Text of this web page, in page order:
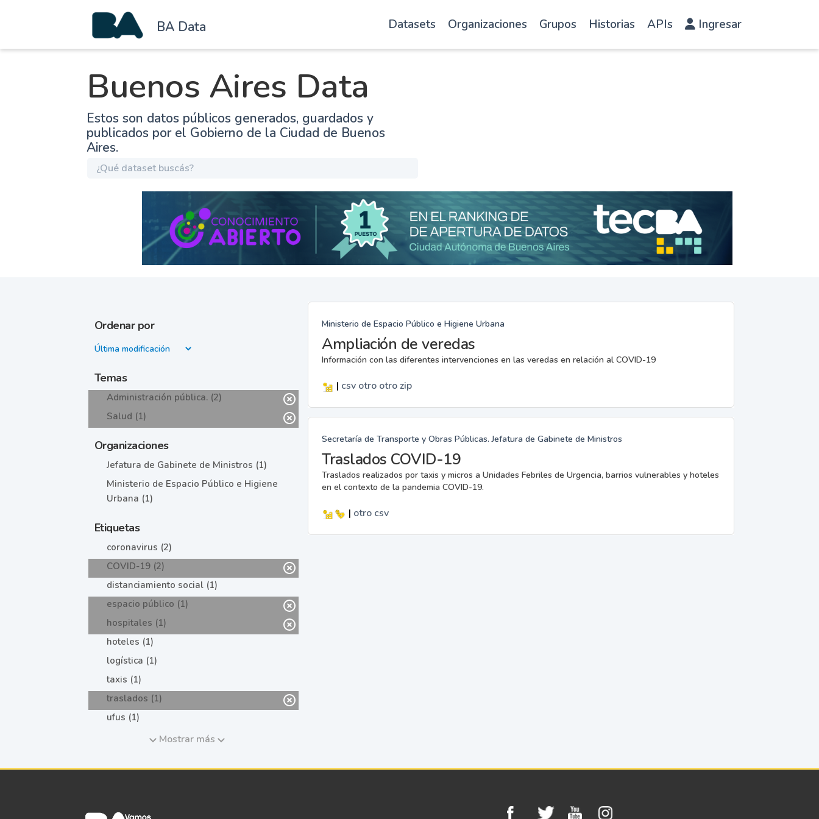
BA Data Datasets Organizaciones Grupos Historias APIs Ingresar
Buenos Aires Data
Estos son datos públicos generados, guardados y
publicados por el Gobierno de la Ciudad de Buenos
Aires.
Ordenar por
Temas
Administración pública. (2)
Salud (1)
Organizaciones
Jefatura de Gabinete de Ministros (1)
Ministerio de Espacio Público e Higiene
Urbana (1)
Etiquetas
coronavirus (2)
COVID-19 (2)
distanciamiento social (1)
espacio público (1)
hospitales (1)
hoteles (1)
logística (1)
taxis (1)
traslados (1)
ufus (1)
Mostrar más
Ministerio de Espacio Público e Higiene Urbana
Ampliación de veredas
Información con las diferentes intervenciones en las veredas en relación al COVID-19
| csv otro otrozip
Secretaría de Transporte y Obras Públicas. Jefatura de Gabinete de Ministros
Traslados COVID-19
Traslados realizados por taxis y micros a Unidades Febriles de Urgencia, barrios vulnerables y hoteles
en el contexto de la pandemia COVID-19.
| otro csv